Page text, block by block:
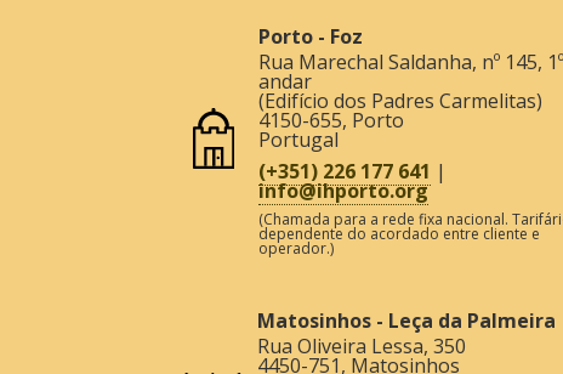
Porto - Foz
Rua Marechal Saldanha, nº 145, 1º
andar
(Edifício dos Padres Carmelitas)
4150-655,Porto
Portugal
(+351) 226 177 641|
info@ihporto.org
(Chamada para a rede fixa nacional. Tarifário
Matosinhos - Leça da Palmeira